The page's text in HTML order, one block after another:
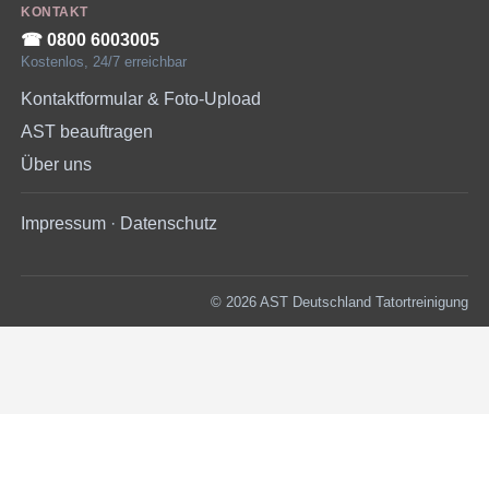
KONTAKT
☎︎ 0800 6003005
Kostenlos, 24/7 erreichbar
Kontaktformular & Foto-Upload
AST beauftragen
Über uns
Impressum · Datenschutz
© 2026 AST Deutschland Tatortreinigung